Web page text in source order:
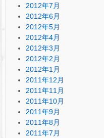
2012年7月
2012年6月
2012年5月
2012年4月
2012年3月
2012年2月
2012年1月
2011年12月
2011年11月
2011年10月
2011年9月
2011年8月
2011年7月